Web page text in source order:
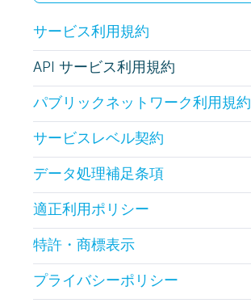
サービス利用規約
API サービス利用規約
パブリックネットワーク利用規約
サービスレベル契約
データ処理補足条項
適正利用ポリシー
特許・商標表示
プライバシーポリシー